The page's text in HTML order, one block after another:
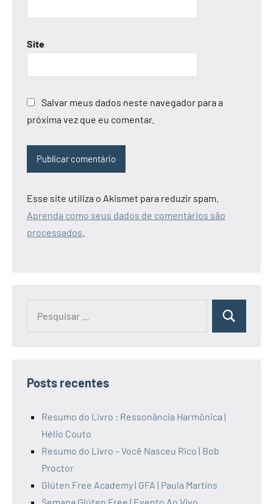
Site
Salvar meus dados neste navegador para a
próxima vez que eu comentar.
Esse site utiliza o Akismet para reduzir spam.
Aprenda como seus dados de comentários são
processados
Pesquisa
Posts recentes
Resumo do Livro : Ressonância Harmônica |
Hélio Couto
Resumo do Livro – Você Nasceu Rico | Bob
Proctor
Glúten Free Academy | GFA | Paula Martins